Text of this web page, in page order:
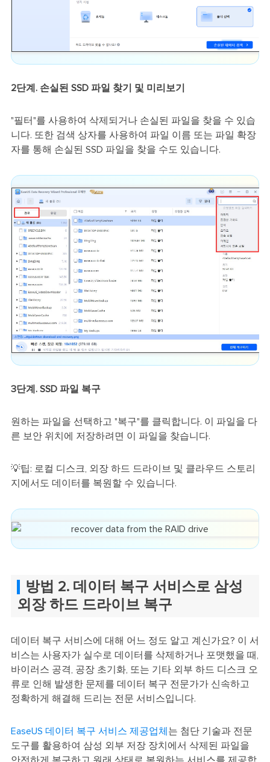
2단계. 손실된 SSD 파일 찾기 및 미리보기
"필터"를 사용하여 삭제되거나 손실된 파일을 찾을 수 있습
니다. 또한 검색 상자를 사용하여 파일 이름 또는 파일 확장
자를 통해 손실된 SSD 파일을 찾을 수도 있습니다.
3단계. SSD 파일 복구
원하는 파일을 선택하고 "복구"를 클릭합니다. 이 파일을 다
른 보안 위치에 저장하려면 이 파일을 찾습니다.
💡팁: 로컬 디스크, 외장 하드 드라이브 및 클라우드 스토리
지에서도 데이터를 복원할 수 있습니다.
방법 2. 데이터 복구 서비스로 삼성
외장 하드 드라이브 복구
데이터 복구 서비스에 대해 어느 정도 알고 계신가요? 이 서
비스는 사용자가 실수로 데이터를 삭제하거나 포맷했을 때,
바이러스 공격, 공장 초기화, 또는 기타 외부 하드 디스크 오
류로 인해 발생한 문제를 데이터 복구 전문가가 신속하고
정확하게 해결해 드리는 전문 서비스입니다.
EaseUS 데이터 복구 서비스 제공업체 는 첨단 기술과 전문
도구를 활용하여 삼성 외부 저장 장치에서 삭제된 파일을